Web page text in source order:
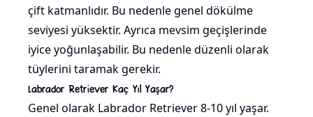
çift katmanlıdır. Bu nedenle genel dökülme
seviyesi yüksektir. Ayrıca mevsim geçişlerinde
iyice yoğunlaşabilir. Bu nedenle düzenli olarak
tüylerini taramak gerekir.
Labrador Retriever Kaç Yıl Yaşar?
Genel olarak Labrador Retriever 8-10 yıl yaşar.